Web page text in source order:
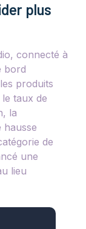
plus
connecté à
bord
produits
taux de
la
hausse
de
une
lieu